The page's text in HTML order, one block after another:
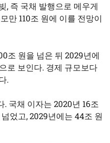
, 즉 국채 발행으로 메우게
만 110조 원에 이를 전망이
조 원을 넘은 뒤 2029년에
로 보인다. 경제 규모보다
.
국채 이자는 2020년 16조
었고, 2029년에는 44조 원